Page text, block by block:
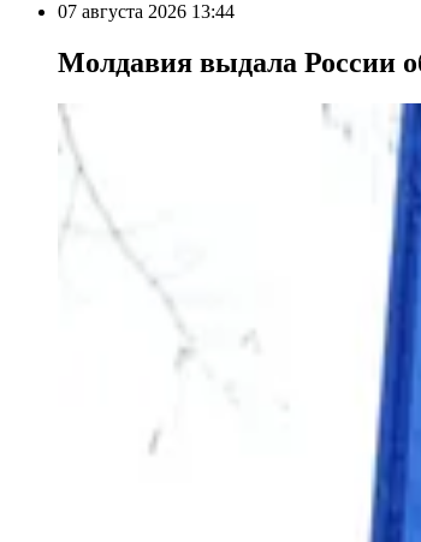
07 августа 2026 13:44
Молдавия выдала России